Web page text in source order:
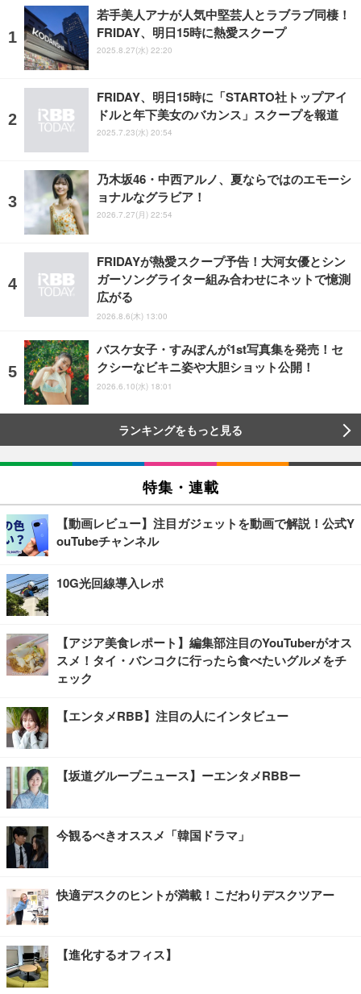
若手美人アナが人気中堅芸人とラブラブ同棲！
FRIDAY、明日15時に熱愛スクープ
2025.8.27(水) 22:20
FRIDAY、明日15時に「STARTO社トップアイ
ドルと年下美女のバカンス」スクープを報道
2025.7.23(水) 20:54
乃木坂46・中西アルノ、夏ならではのエモーシ
ョナルなグラビア！
2026.7.27(月) 22:54
FRIDAYが熱愛スクープ予告！大河女優とシン
ガーソングライター組み合わせにネットで憶測
広がる
2026.8.6(木) 13:00
バスケ女子・すみぽんが1st写真集を発売！セ
クシーなビキニ姿や大胆ショット公開！
2026.6.10(水) 18:01
ランキングをもっと見る
特集・連載
【動画レビュー】注目ガジェットを動画で解説！公式Y
ouTubeチャンネル
10G光回線導入レポ
【アジア美食レポート】編集部注目のYouTuberがオス
スメ！タイ・バンコクに行ったら食べたいグルメをチ
ェック
【エンタメRBB】注目の人にインタビュー
【坂道グループニュース】ーエンタメRBBー
今観るべきオススメ「韓国ドラマ」
快適デスクのヒントが満載！こだわりデスクツアー
【進化するオフィス】